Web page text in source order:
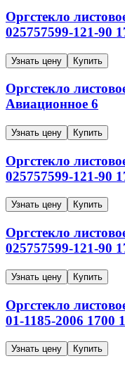
Оргстекло
025757599-121-90
Узнать цену Купить
Оргстекло
Авиационное 6
Узнать цену Купить
Оргстекло
025757599-121-90
Узнать цену Купить
Оргстекло
025757599-121-90
Узнать цену Купить
Оргстекло
01-1185-2006 1700
Узнать цену Купить